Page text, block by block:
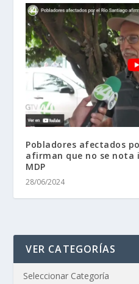
Pobladores afectados
afirman que no se nota
MDP
28/06/2024
VER CATEGORÍAS